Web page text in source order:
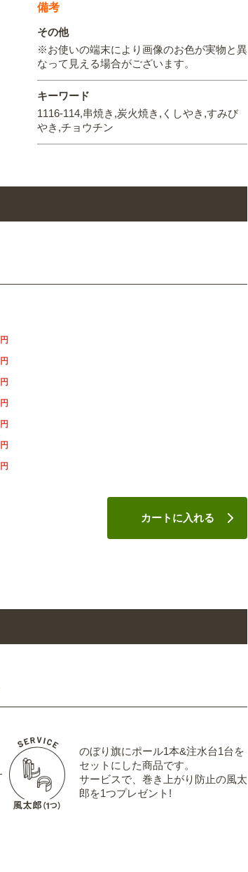
備考
その他
※お使いの端末により画像のお色が実物と異
なって見える場合がございます。
キーワード
1116-114,串焼き,炭火焼き,くしやき,すみび
やき,チョウチン
円
円
円
円
円
円
円
カートに入れる
のぼり旗にポール1本&注水台1台を
セットにした商品です。
サービスで、巻き上がり防止の風太
郎を1つプレゼント!